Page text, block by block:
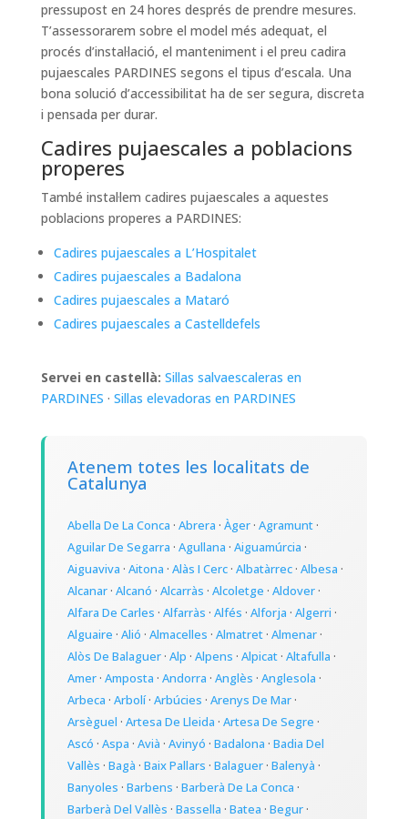
pressupost en 24 hores després de prendre mesures.
T’assessorarem sobre el model més adequat, el
procés d’instal·lació, el manteniment i el preu cadira
pujaescales PARDINES segons el tipus d’escala. Una
bona solució d’accessibilitat ha de ser segura, discreta
i pensada per durar.
Cadires pujaescales a poblacions
properes
També instal·lem cadires pujaescales a aquestes
poblacions properes a PARDINES:
Cadires pujaescales a L’Hospitalet
Cadires pujaescales a Badalona
Cadires pujaescales a Mataró
Cadires pujaescales a Castelldefels
Servei en castellà: Sillas salvaescaleras en
PARDINES · Sillas elevadoras en PARDINES
Atenem totes les localitats de
Catalunya
Abella De La Conca · Abrera · Àger· Agramunt·
Aguilar De Segarra · Agullana · Aiguamúrcia ·
Aiguaviva · Aitona · Alàs I Cerc· Albatàrrec· Albesa ·
Alcanar· Alcanó · Alcarràs · Alcoletge · Aldover·
Alfara De Carles · Alfarràs · Alfés · Alforja · Algerri ·
Alguaire · Alió · Almacelles · Almatret· Almenar·
Alòs De Balaguer· Alp · Alpens · Alpicat· Altafulla ·
Amer· Amposta · Andorra · Anglès · Anglesola ·
Arbeca · Arbolí· Arbúcies · Arenys De Mar·
Arsèguel · Artesa De Lleida · Artesa De Segre ·
Ascó · Aspa · Avià · Avinyó · Badalona · Badia Del
Vallès · Bagà · Baix Pallars · Balaguer· Balenyà ·
Banyoles · Barbens · Barberà De La Conca ·
Barberà Del Vallès · Bassella · Batea · Begur·